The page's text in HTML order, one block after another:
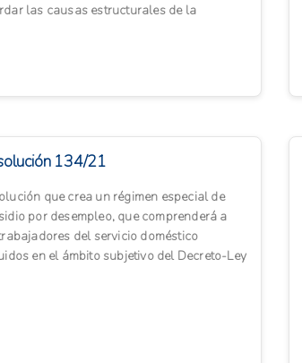
las causas estructurales de la
134/21
que crea un régimen especial de
por desempleo, que comprenderá a
del servicio doméstico
en el ámbito subjetivo del Decreto-Ley